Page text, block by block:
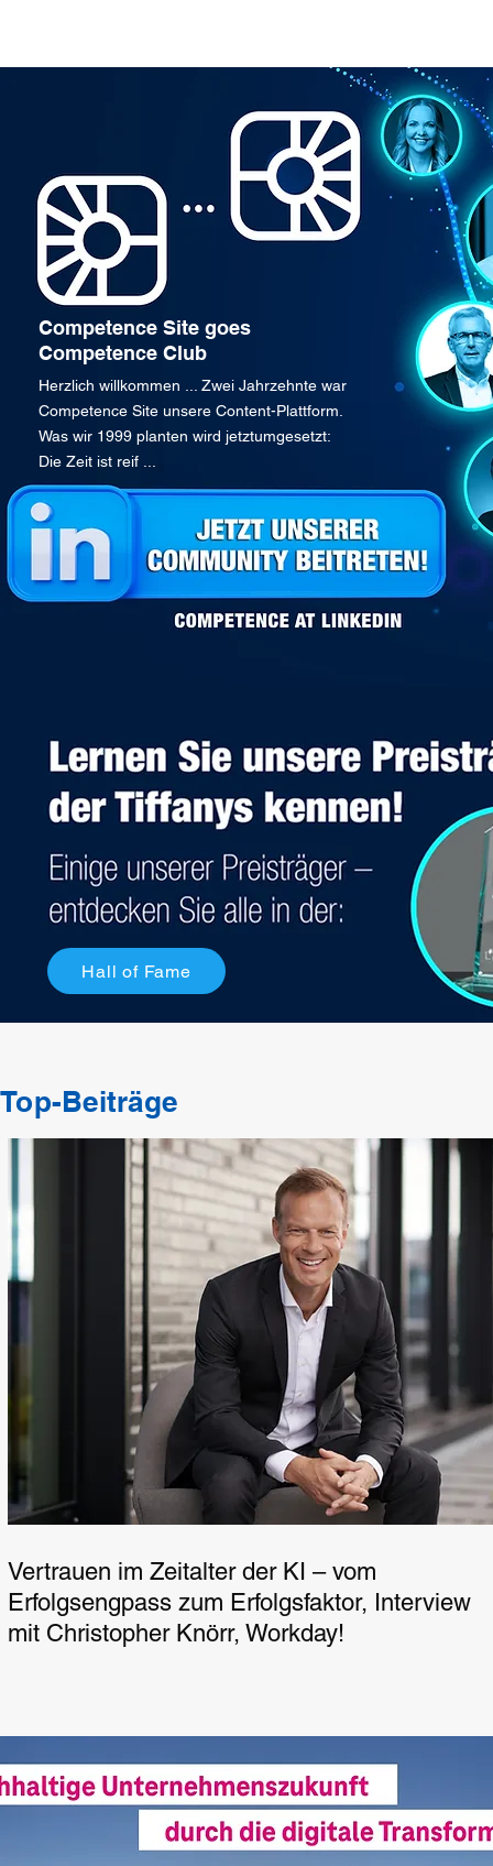
Competence Site goes
Competence Club
Herzlich willkommen ... Zwei Jahrzehnte war
Competence Site unsere Content-Plattform.
Was wir 1999 planten wird jetztumgesetzt:
Die Zeit ist reif ...
Hall of Fame
Top-Beiträge
Vertrauen im Zeitalter der KI – vom
Erfolgsengpass zum Erfolgsfaktor, Interview
mit Christopher Knörr, Workday!